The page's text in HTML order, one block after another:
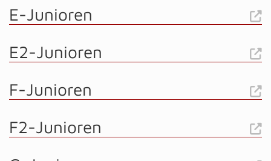
E-Junioren
E2-Junioren
F-Junioren
F2-Junioren